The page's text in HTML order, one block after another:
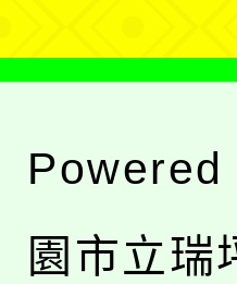
Powered
園市立瑞